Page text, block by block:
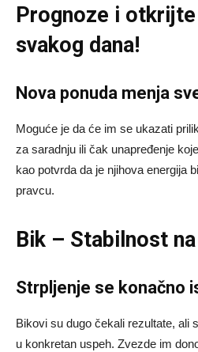
Prognoze i otkrijte
svakog dana!
Nova ponuda menja
Moguće je da će im se ukazati
za saradnju ili čak unapređenje
kao potvrda da je njihova energija
pravcu.
Bik – Stabilnost
Strpljenje se konačno
Bikovi su dugo čekali rezultate, ali
u konkretan uspeh. Zvezde im